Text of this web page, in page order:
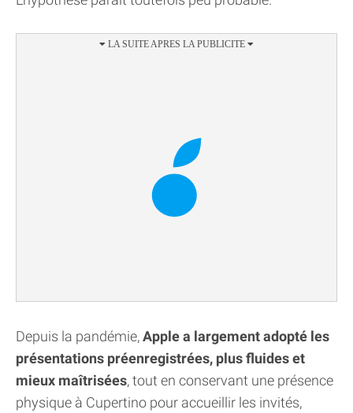
Depuis la pandémie,Apple a largement adopté les
présentations préenregistrées, plus fluides et
mieux maîtrisées, tout en conservant une présence
physique à Cupertino pour accueillir les invités,